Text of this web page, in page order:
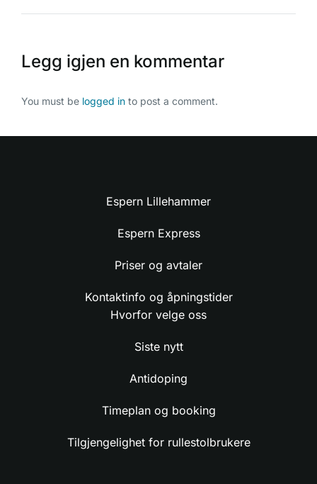
Legg igjen en kommentar
You must be logged in to post a comment.
Espern Lillehammer
Espern Express
Priser og avtaler
Kontaktinfo og åpningstider
Hvorfor velge oss
Siste nytt
Antidoping
Timeplan og booking
Tilgjengelighet for rullestolbrukere